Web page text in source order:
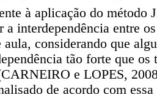
à aplicação do método
a interdependência entre
aula, considerando que
tão forte que
e LOPES,
de acordo com